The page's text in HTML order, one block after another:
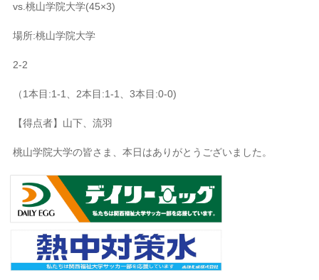
vs.桃山学院大学(45×3)
場所:桃山学院大学
2-2
（1本目:1-1、2本目:1-1、3本目:0-0)
【得点者】山下、流羽
桃山学院大学の皆さま、本日はありがとうございました。